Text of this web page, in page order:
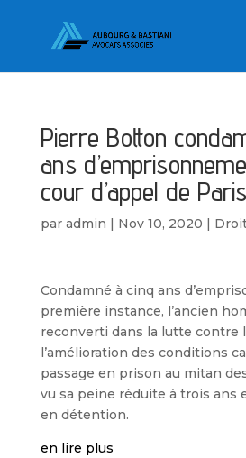
Pierre Botton
ans
cour d’appel de Paris
par admin | Nov 10, 2020 |
Condamné à cinq ans
première instance, l’ancien
reconverti dans la lutte contre
l’amélioration des conditions
passage en prison au mitan
vu sa peine réduite à trois ans
en détention.
en lire plus